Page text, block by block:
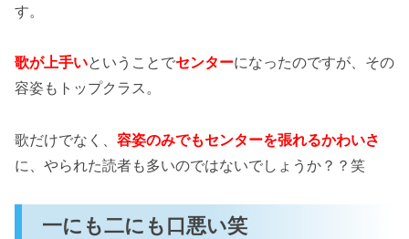
す。
歌が上手いということでセンターになったのですが、その
容姿もトップクラス。
歌だけでなく、 容姿のみでもセンターを張れるかわいさ
に、やられた読者も多いのではないでしょうか？？笑
一にも二にも口悪い笑